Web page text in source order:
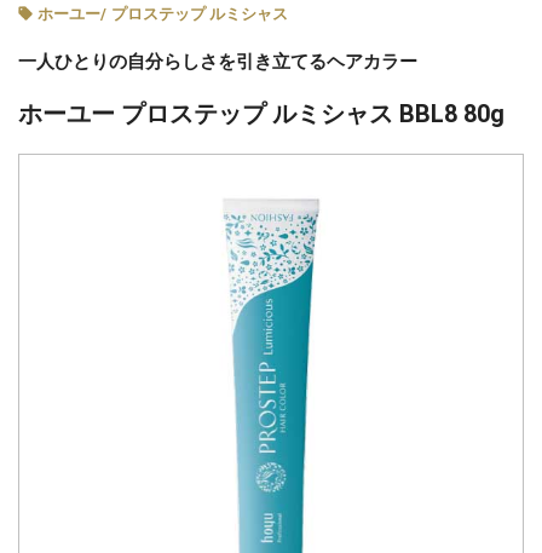
ホーユー/ プロステップ ルミシャス
一人ひとりの自分らしさを引き立てるヘアカラー
ホーユー プロステップ ルミシャス BBL8 80g